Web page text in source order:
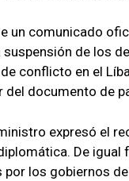
un comunicado
suspensión de los
conflicto en el
del documento de
expresó el
De
por los gobiernos de